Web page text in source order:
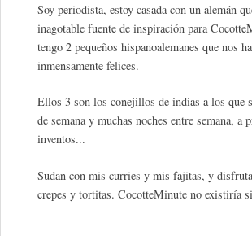
Soy periodista, estoy casada con un alemán
inagotable fuente de inspiración para
tengo 2 pequeños hispanoalemanes que nos
inmensamente felices.
Ellos 3 son los conejillos de indias a los que
de semana y muchas noches entre semana, a
inventos...
Sudan con mis curries y mis fajitas, y
crepes y tortitas. CocotteMinute no existiría